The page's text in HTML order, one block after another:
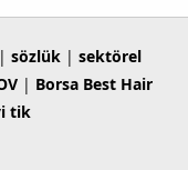
sözlük| sektörel
| Borsa Best Hair
tik